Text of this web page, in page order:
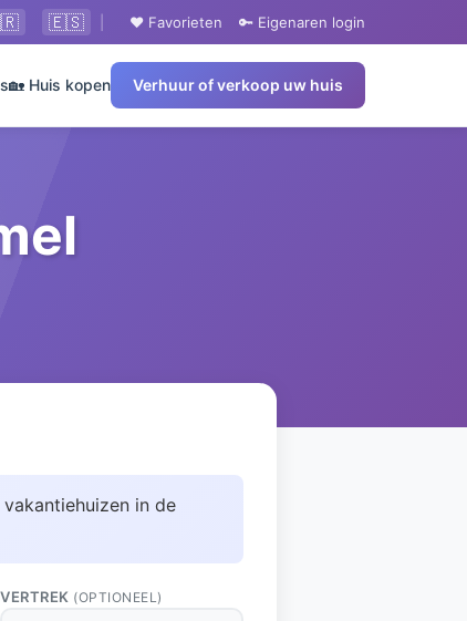
🇪🇸 ❤️ Favorieten 🔑 Eigenaren login
🏡 Huis kopen Verhuur of verkoop uw huis
in de
VERTREK (OPTIONEEL)